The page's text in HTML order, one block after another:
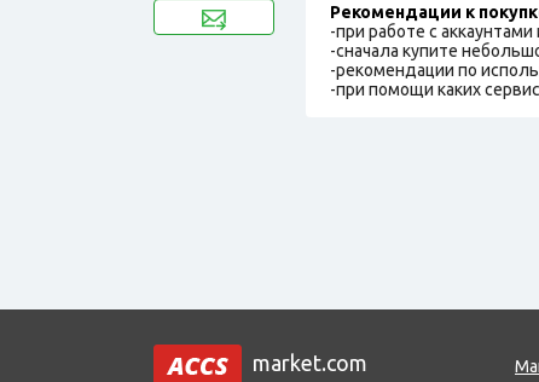
Рекомендации к
-при работе с
-сначала купите
-рекомендации по
-при помощи каких
market.com